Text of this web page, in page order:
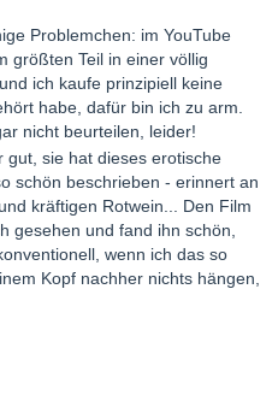
Problemchen: im YouTube
größten Teil in einer völlig
ich kaufe prinzipiell keine
habe, dafür bin ich zu arm.
nicht beurteilen, leider!
gut, sie hat dieses erotische
schön beschrieben - erinnert an
kräftigen Rotwein... Den Film
gesehen und fand ihn schön,
wenn ich das so
Kopf nachher nichts hängen,